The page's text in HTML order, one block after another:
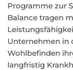
Programme zur
Balance tragen
Unternehmen in
Wohlbefinden
langfristig